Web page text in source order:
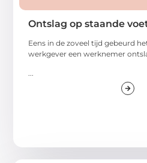
Ontslag op staande
Eens in de zoveel tijd gebeurd
werkgever een werknemer
...